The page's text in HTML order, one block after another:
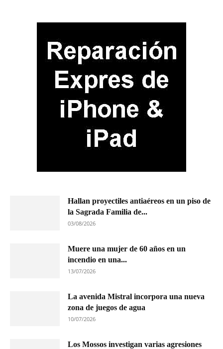
Hallan proyectiles antiaéreos en un piso de
la Sagrada Familia de...
03/08/2026
Muere una mujer de 60 años en un
incendio en una...
13/07/2026
La avenida Mistral incorpora una nueva
zona de juegos de agua
10/07/2026
Los Mossos investigan varias agresiones